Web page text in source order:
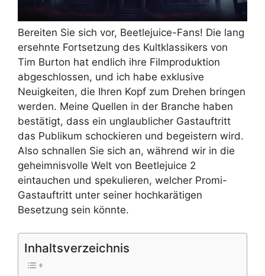
Bereiten Sie sich vor, Beetlejuice-Fans! Die lang
ersehnte Fortsetzung des Kultklassikers von
Tim Burton hat endlich ihre Filmproduktion
abgeschlossen, und ich habe exklusive
Neuigkeiten, die Ihren Kopf zum Drehen bringen
werden. Meine Quellen in der Branche haben
bestätigt, dass ein unglaublicher Gastauftritt
das Publikum schockieren und begeistern wird.
Also schnallen Sie sich an, während wir in die
geheimnisvolle Welt von Beetlejuice 2
eintauchen und spekulieren, welcher Promi-
Gastauftritt unter seiner hochkarätigen
Besetzung sein könnte.
Inhaltsverzeichnis